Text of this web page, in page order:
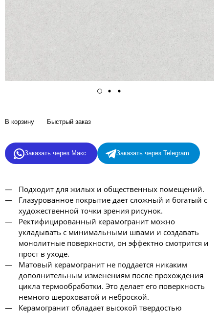
В корзину Быстрый заказ
Заказать через Макс Заказать через Telegram
Подходит для жилых и общественных помещений.
Глазурованное покрытие дает сложный и богатый с
художественной точки зрения рисунок.
Ректифицированный керамогранит можно
укладывать с минимальными швами и создавать
монолитные поверхности, он эффектно смотрится и
прост в уходе.
Матовый керамогранит не поддается никаким
дополнительным изменениям после прохождения
цикла термообработки. Это делает его поверхность
немного шероховатой и неброской.
Керамогранит обладает высокой твердостью